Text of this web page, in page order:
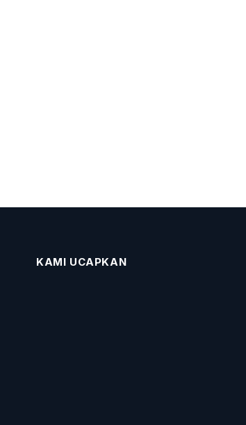
KAMI UCAPKAN